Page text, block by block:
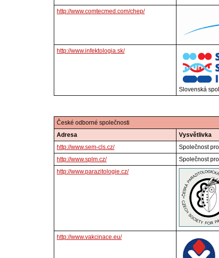
http://www.comtecmed.com/chep/
http://www.infektologia.sk/
Slovenská
České odborné společnosti
Adresa
Vysvětlivka
http://www.sem-cls.cz/
Společnost
http://www.splm.cz/
Společnost
http://www.parazitologie.cz/
http://www.vakcinace.eu/